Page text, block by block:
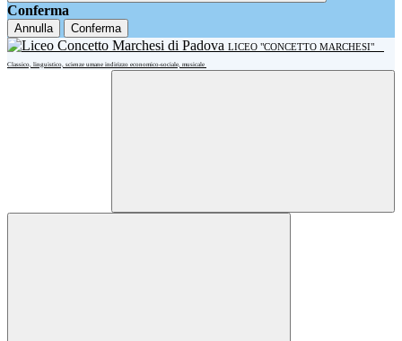
Conferma
Annulla Conferma
LICEO "CONCETTO MARCHESI"
Classico, linguistico, scienze umane indirizzo economico-sociale, musicale